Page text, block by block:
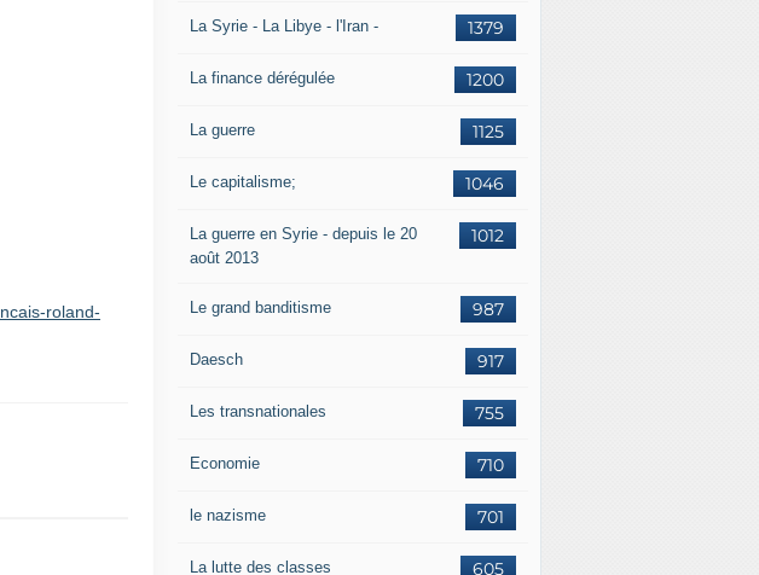
roland-
1379
La Syrie - La Libye - l'Iran -
1200
La finance dérégulée
1125
La guerre
1046
Le capitalisme;
1012
La guerre en Syrie - depuis le 20
août 2013
987
Le grand banditisme
917
Daesch
755
Les transnationales
710
Economie
701
le nazisme
605
La lutte des classes